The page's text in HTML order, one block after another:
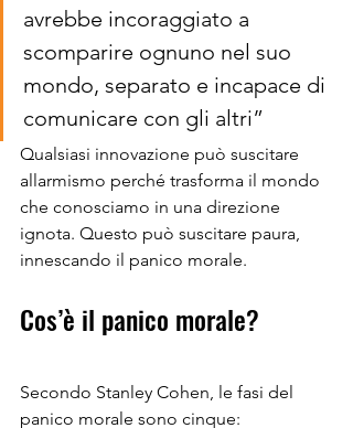
avrebbe incoraggiato a
scomparire ognuno nel suo
mondo, separato e incapace di
comunicare con gli altri”
Qualsiasi innovazione può suscitare
allarmismo perché trasforma il mondo
che conosciamo in una direzione
ignota. Questo può suscitare paura,
innescando il panico morale.
Cos’è il panico morale?
Secondo Stanley Cohen, le fasi del
panico morale sono cinque: